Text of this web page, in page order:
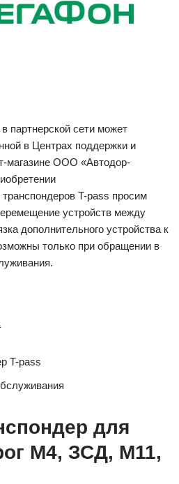
партнерской сети может
в Центрах поддержки и
магазине ООО «Автодор-
T-pass просим
устройств между
дополнительного устройства к
только при обращении в
T-pass
для
М4, ЗСД, М11,